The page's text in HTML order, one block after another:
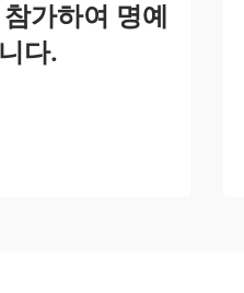
가하여 명예
다.